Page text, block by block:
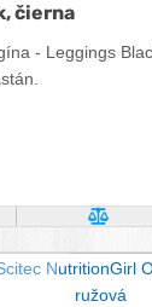
čierna
- Leggings
PRODUKT